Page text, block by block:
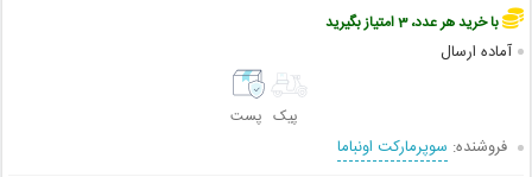
با خرید هر عدد، 3 امتیاز بگیرید
آماده ارسال
پیک پست
فروشنده: سوپرمارکت اونباما